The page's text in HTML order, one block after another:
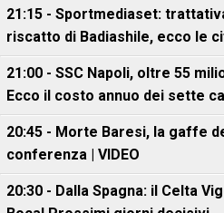
21:15 - Sportmediaset:
riscatto di Badiashile, ecco le
21:00 - SSC Napoli, oltre 55
Ecco il costo annuo dei sette
20:45 - Morte Baresi, la gaffe
conferenza | VIDEO
20:30 - Dalla Spagna: il Celta